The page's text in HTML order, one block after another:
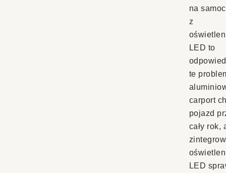
na
z
LED to
te
carport
pojazd
cały rok,
LED